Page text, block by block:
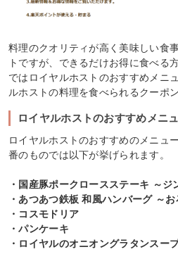
料理のクオリティが高く美味しい食
トですが、できるだけお得に食べる
ではロイヤルホストのおすすめメニ
ルホストの料理を食べられるクーポ
ロイヤルホストのおすすめメニ
ロイヤルホストのおすすめのメニュ
番のものでは以下が挙げられます。
・国産豚ポークロースステーキ ～ジ
・あつあつ鉄板 和風ハンバーグ ～
・コスモドリア
・パンケーキ
・ロイヤルのオニオングラタンスー